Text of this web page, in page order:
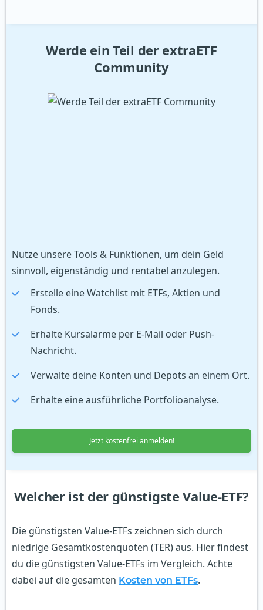
Werde ein Teil der extraETF
Community
Nutze unsere Tools & Funktionen, um dein Geld
sinnvoll, eigenständig und rentabel anzulegen.
Erstelle eine Watchlist mit ETFs, Aktien und
Fonds.
Erhalte Kursalarme per E-Mail oder Push-
Nachricht.
Verwalte deine Konten und Depots an einem Ort.
Erhalte eine ausführliche Portfolioanalyse.
Jetzt kostenfrei anmelden!
Welcher ist der günstigste Value-ETF?
Die günstigsten Value-ETFs zeichnen sich durch
niedrige Gesamtkostenquoten (TER) aus. Hier findest
du die günstigsten Value-ETFs im Vergleich. Achte
dabei auf die gesamten Kosten von ETFs.